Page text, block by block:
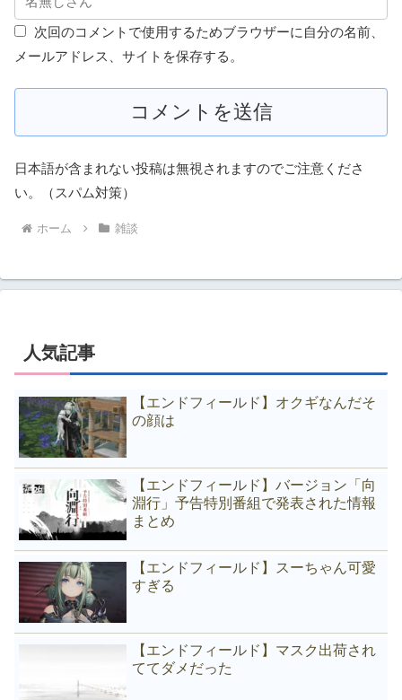
次回のコメントで使用するためブラウザーに自分の名前、
メールアドレス、サイトを保存する。
日本語が含まれない投稿は無視されますのでご注意くださ
い。（スパム対策）
ホーム 雑談
人気記事
【エンドフィールド】オクギなんだそ
の顔は
【エンドフィールド】バージョン「向
淵行」予告特別番組で発表された情報
まとめ
【エンドフィールド】スーちゃん可愛
すぎる
【エンドフィールド】マスク出荷され
ててダメだった